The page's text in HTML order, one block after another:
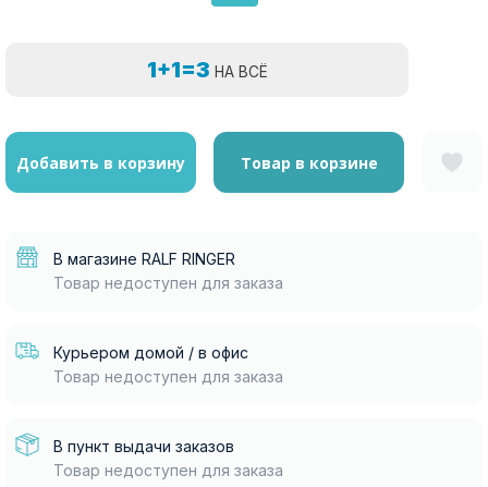
1+1=3 НА ВСЁ
Добавить в корзину Товар в корзине
В магазине RALF RINGER
Товар недоступен для заказа
Курьером домой / в офис
Товар недоступен для заказа
В пункт выдачи заказов
Товар недоступен для заказа